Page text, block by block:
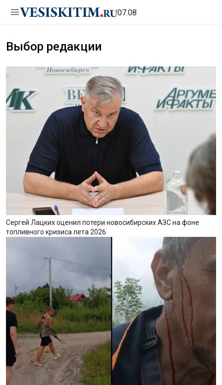
07.08
Выбор редакции
Сергей Лацких оценил потери новосибирских АЗС на фоне
топливного кризиса лета 2026